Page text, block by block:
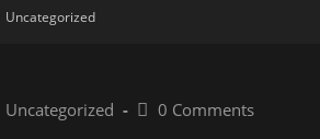
Uncategorized
Uncategorized
Post0 Comments